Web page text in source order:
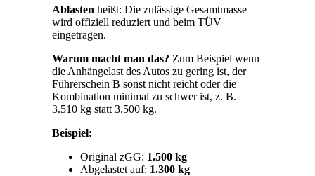
Ablasten heißt: Die zulässige Gesamtmasse
wird offiziell reduziert und beim TÜV
eingetragen.
Warum macht man das? Zum Beispiel wenn
die Anhängelast des Autos zu gering ist, der
Führerschein B sonst nicht reicht oder die
Kombination minimal zu schwer ist, z. B.
3.510 kg statt 3.500 kg.
Beispiel:
Original zGG: 1.500 kg
Abgelastet auf: 1.300 kg